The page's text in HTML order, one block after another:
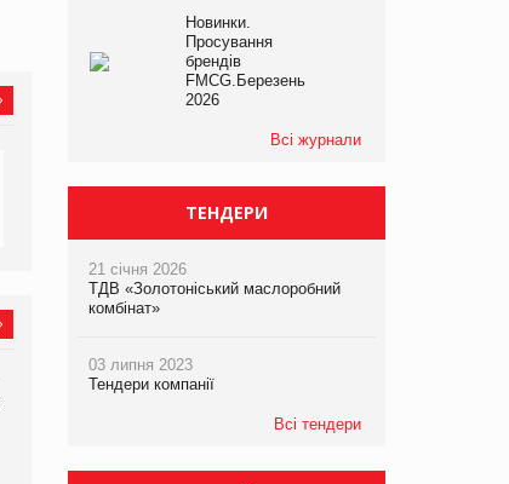
виробництва
компанії «УкраМарин»
Новинки.
Просування
брендів
FMCG.Березень
2026
Всі журнали
ТЕНДЕРИ
21 січня 2026
ТДВ «Золотоніський маслоробний
комбінат»
03 липня 2023
Тендери компанії
Всі тендери